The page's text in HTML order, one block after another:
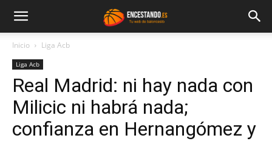
Inicio Liga Acb
Liga Acb
Real Madrid: ni hay nada con
Milicic ni habrá nada;
confianza en Hernangómez y